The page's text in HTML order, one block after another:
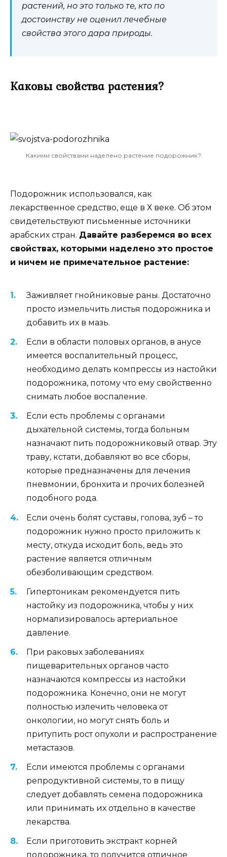
растений, но это только те, кто по
достоинству не оценил лечебные
свойства этого дара природы.
Каковы свойства растения?
Какими свойствами наделено растение подорожник?
Подорожник использовался, как
лекарственное средство, еще в Х веке. Об этом
свидетельствуют письменные источники
арабских стран. Давайте разберемся во всех
свойствах, которыми наделено это простое
и ничем не примечательное растение:
Заживляет гнойниковые раны. Достаточно
просто измельчить листья подорожника и
добавить их в мазь.
Если в области половых органов, в анусе
имеется воспалительный процесс,
необходимо делать компрессы из настойки
подорожника, потому что ему свойственно
снимать любое воспаление.
Если есть проблемы с органами
дыхательной системы, тогда больным
назначают пить подорожниковый отвар. Эту
траву, кстати, добавляют во все сборы,
которые предназначены для лечения
пневмонии, бронхита и прочих болезней
подобного рода.
Если очень болят суставы, голова, зуб – то
подорожник нужно просто приложить к
месту, откуда исходит боль, ведь это
растение является отличным
обезболивающим средством.
Гипертоникам рекомендуется пить
настойку из подорожника, чтобы у них
нормализировалось артериальное
давление.
При раковых заболеваниях
пищеварительных органов часто
назначаются компрессы из настойки
подорожника. Конечно, они не могут
полностью излечить человека от
онкологии, но могут снять боль и
притупить рост опухоли и распространение
метастазов.
Если имеются проблемы с органами
репродуктивной системы, то в пищу
следует добавлять семена подорожника
или принимать их отдельно в качестве
лекарства.
Если приготовить экстракт корней
подорожника, то получится отличное